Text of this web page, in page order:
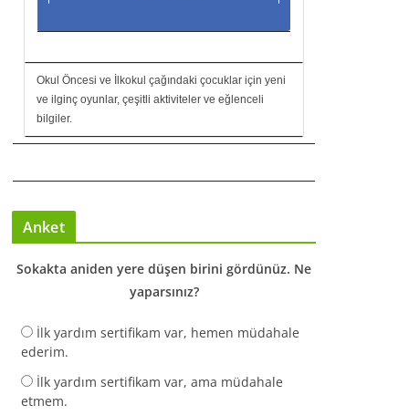
Okul Öncesi ve İlkokul çağındaki çocuklar için yeni
ve ilginç oyunlar, çeşitli aktiviteler ve eğlenceli
bilgiler.
Anket
Sokakta aniden yere düşen birini gördünüz. Ne
yaparsınız?
İlk yardım sertifikam var, hemen müdahale
ederim.
İlk yardım sertifikam var, ama müdahale
etmem.